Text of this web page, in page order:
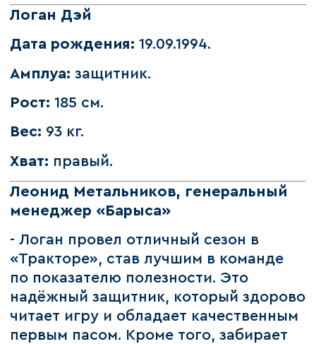
Логан Дэй
Дата рождения:19.09.1994.
Амплуа:защитник.
Рост:185 см.
Вес: 93 кг.
Хват: правый.
Леонид Метальников, генеральный
менеджер «Барыса»
- Логан провел отличный сезон в
«Тракторе», став лучшим в команде
по показателю полезности. Это
надёжный защитник, который здорово
читает игру и обладает качественным
первым пасом. Кроме того, забирает